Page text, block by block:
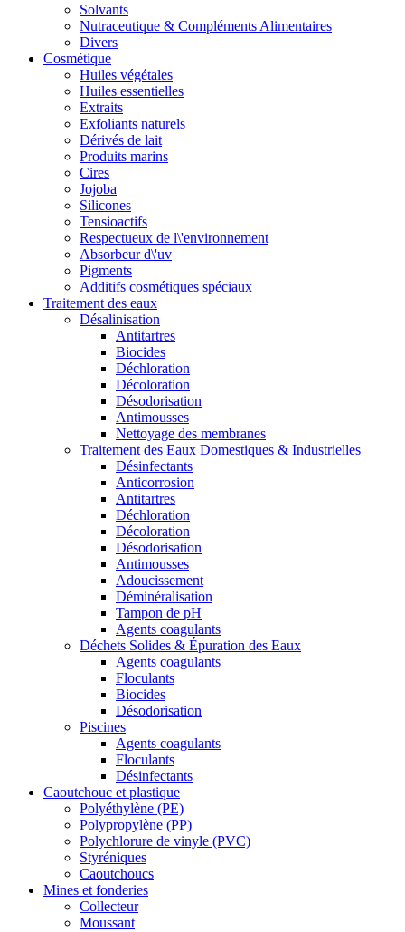
Solvants
Nutraceutique & Compléments Alimentaires
Divers
Cosmétique
Huiles végétales
Huiles essentielles
Extraits
Exfoliants naturels
Dérivés de lait
Produits marins
Cires
Jojoba
Silicones
Tensioactifs
Respectueux de l\'environnement
Absorbeur d\'uv
Pigments
Additifs cosmétiques spéciaux
Traitement des eaux
Désalinisation
Antitartres
Biocides
Déchloration
Décoloration
Désodorisation
Antimousses
Nettoyage des membranes
Traitement des Eaux Domestiques & Industrielles
Désinfectants
Anticorrosion
Antitartres
Déchloration
Décoloration
Désodorisation
Antimousses
Adoucissement
Déminéralisation
Tampon de pH
Agents coagulants
Déchets Solides & Épuration des Eaux
Agents coagulants
Floculants
Biocides
Désodorisation
Piscines
Agents coagulants
Floculants
Désinfectants
Caoutchouc et plastique
Polyéthylène (PE)
Polypropylène (PP)
Polychlorure de vinyle (PVC)
Styréniques
Caoutchoucs
Mines et fonderies
Collecteur
Moussant